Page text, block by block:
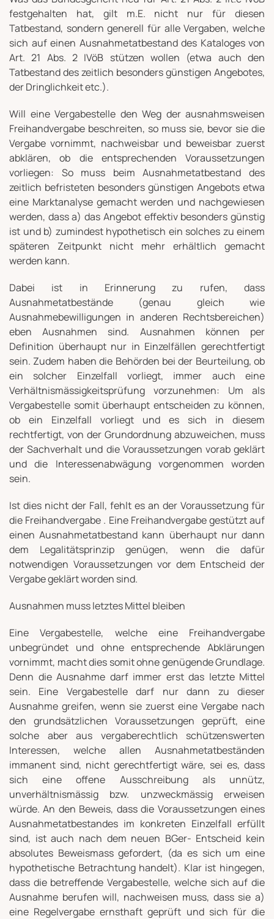
festgehalten hat, gilt m.E. nicht nur für diesen
Tatbestand, sondern generell für alle Vergaben, welche
sich auf einen Ausnahmetatbestand des Kataloges von
Art. 21 Abs. 2 IVöB stützen wollen (etwa auch den
Tatbestand des zeitlich besonders günstigen Angebotes,
der Dringlichkeit etc.).
Will eine Vergabestelle den Weg der ausnahmsweisen
Freihandvergabe beschreiten, so muss sie, bevor sie die
Vergabe vornimmt, nachweisbar und beweisbar zuerst
abklären, ob die entsprechenden Voraussetzungen
vorliegen: So muss beim Ausnahmetatbestand des
zeitlich befristeten besonders günstigen Angebots etwa
eine Marktanalyse gemacht werden und nachgewiesen
werden, dass a) das Angebot effektiv besonders günstig
ist und b) zumindest hypothetisch ein solches zu einem
späteren Zeitpunkt nicht mehr erhältlich gemacht
werden kann.
Dabei ist in Erinnerung zu rufen, dass
Ausnahmetatbestände (genau gleich wie
Ausnahmebewilligungen in anderen Rechtsbereichen)
eben Ausnahmen sind. Ausnahmen können per
Definition überhaupt nur in Einzelfällen gerechtfertigt
sein. Zudem haben die Behörden bei der Beurteilung, ob
ein solcher Einzelfall vorliegt, immer auch eine
Verhältnismässigkeitsprüfung vorzunehmen: Um als
Vergabestelle somit überhaupt entscheiden zu können,
ob ein Einzelfall vorliegt und es sich in diesem
rechtfertigt, von der Grundordnung abzuweichen, muss
der Sachverhalt und die Voraussetzungen vorab geklärt
und die Interessenabwägung vorgenommen worden
sein.
Ist dies nicht der Fall, fehlt es an der Voraussetzung für
die Freihandvergabe . Eine Freihandvergabe gestützt auf
einen Ausnahmetatbestand kann überhaupt nur dann
dem Legalitätsprinzip genügen, wenn die dafür
notwendigen Voraussetzungen vor dem Entscheid der
Vergabe geklärt worden sind.
Ausnahmen muss letztes Mittel bleiben
Eine Vergabestelle, welche eine Freihandvergabe
unbegründet und ohne entsprechende Abklärungen
vornimmt, macht dies somit ohne genügende Grundlage.
Denn die Ausnahme darf immer erst das letzte Mittel
sein. Eine Vergabestelle darf nur dann zu dieser
Ausnahme greifen, wenn sie zuerst eine Vergabe nach
den grundsätzlichen Voraussetzungen geprüft, eine
solche aber aus vergaberechtlich schützenswerten
Interessen, welche allen Ausnahmetatbeständen
immanent sind, nicht gerechtfertigt wäre, sei es, dass
sich eine offene Ausschreibung als unnütz,
unverhältnismässig bzw. unzweckmässig erweisen
würde. An den Beweis, dass die Voraussetzungen eines
Ausnahmetatbestandes im konkreten Einzelfall erfüllt
sind, ist auch nach dem neuen BGer- Entscheid kein
absolutes Beweismass gefordert, (da es sich um eine
hypothetische Betrachtung handelt). Klar ist hingegen,
dass die betreffende Vergabestelle, welche sich auf die
Ausnahme berufen will, nachweisen muss, dass sie a)
eine Regelvergabe ernsthaft geprüft und sich für die